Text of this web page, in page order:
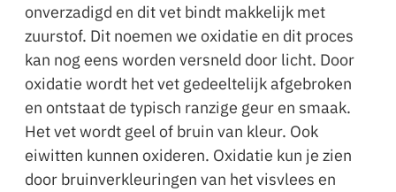
onverzadigd en dit vet bindt makkelijk met
zuurstof. Dit noemen we oxidatie en dit proces
kan nog eens worden versneld door licht. Door
oxidatie wordt het vet gedeeltelijk afgebroken
en ontstaat de typisch ranzige geur en smaak.
Het vet wordt geel of bruin van kleur. Ook
eiwitten kunnen oxideren. Oxidatie kun je zien
door bruinverkleuringen van het visvlees en